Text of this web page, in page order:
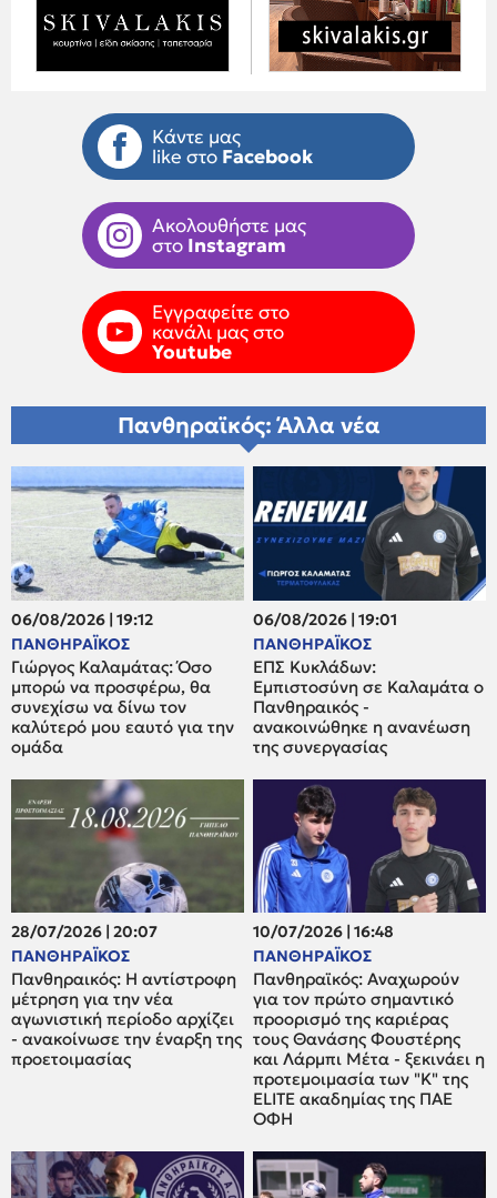
Κάντε μας
like στο Facebook
Ακολουθήστε μας
στο Instagram
Εγγραφείτε στο
κανάλι μας στο
Youtube
Πανθηραϊκός: Άλλα νέα
06/08/2026 | 19:12
ΠΑΝΘΗΡΑΪΚΟΣ
Γιώργος Καλαμάτας: Όσο
μπορώ να προσφέρω, θα
συνεχίσω να δίνω τον
καλύτερό μου εαυτό για την
ομάδα
06/08/2026 | 19:01
ΠΑΝΘΗΡΑΪΚΟΣ
ΕΠΣ Κυκλάδων:
Εμπιστοσύνη σε Καλαμάτα ο
Πανθηραικός -
ανακοινώθηκε η ανανέωση
της συνεργασίας
28/07/2026 | 20:07
ΠΑΝΘΗΡΑΪΚΟΣ
Πανθηραικός: Η αντίστροφη
μέτρηση για την νέα
αγωνιστική περίοδο αρχίζει
- ανακοίνωσε την έναρξη της
προετοιμασίας
10/07/2026 | 16:48
ΠΑΝΘΗΡΑΪΚΟΣ
Πανθηραϊκός: Αναχωρούν
για τον πρώτο σημαντικό
προορισμό της καριέρας
τους Θανάσης Φουστέρης
και Λάρμπι Μέτα - ξεκινάει η
προτεμοιμασία των "Κ" της
ELITE ακαδημίας της ΠΑΕ
ΟΦΗ